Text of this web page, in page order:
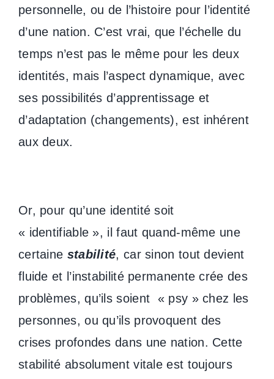
personnelle, ou de l’histoire pour l’identité
d’une nation. C’est vrai, que l’échelle du
temps n’est pas le même pour les deux
identités, mais l’aspect dynamique, avec
ses possibilités d’apprentissage et
d’adaptation (changements), est inhérent
aux deux.
Or, pour qu’une identité soit
« identifiable », il faut quand-même une
certaine stabilité, car sinon tout devient
fluide et l’instabilité permanente crée des
problèmes, qu’ils soient « psy » chez les
personnes, ou qu’ils provoquent des
crises profondes dans une nation. Cette
stabilité absolument vitale est toujours